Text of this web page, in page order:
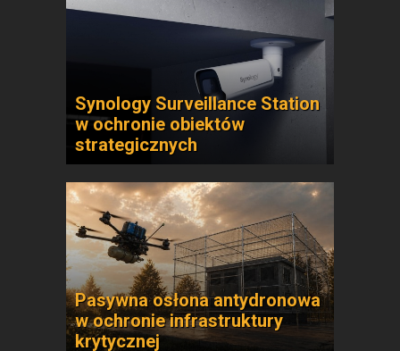
Synology Surveillance Station
w ochronie obiektów
strategicznych
Pasywna osłona antydronowa
w ochronie infrastruktury
krytycznej